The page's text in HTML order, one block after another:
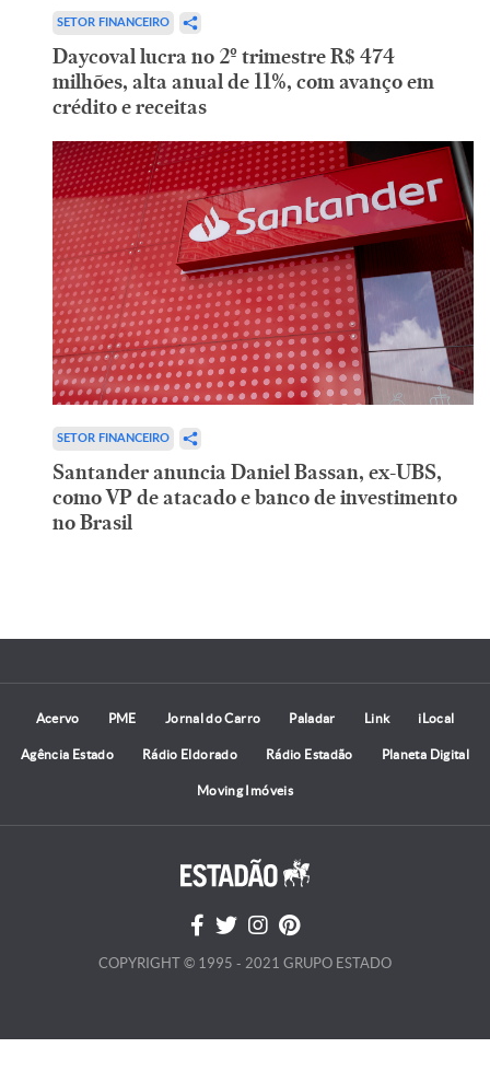
SETOR FINANCEIRO
Daycoval lucra no 2º trimestre R$ 474
milhões, alta anual de 11%, com avanço em
crédito e receitas
SETOR FINANCEIRO
Santander anuncia Daniel Bassan, ex-UBS,
como VP de atacado e banco de investimento
no Brasil
Acervo PME Jornal do Carro Paladar Link iLocal
Agência Estado Rádio Eldorado Rádio Estadão Planeta Digital
Moving Imóveis
COPYRIGHT © 1995 - 2021 GRUPO ESTADO